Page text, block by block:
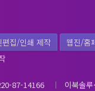
편집/인쇄 제작
웹진/홈
87-14166
이북솔